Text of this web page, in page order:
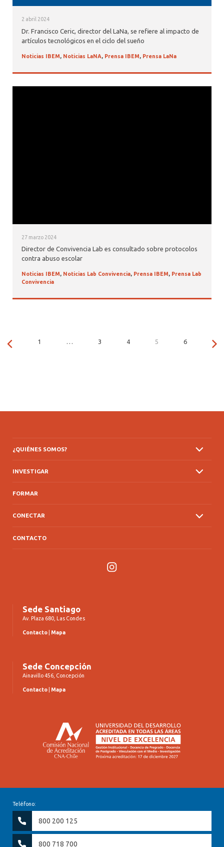
2 abril 2024
Dr. Francisco Ceric, director del LaNa, se refiere al impacto de
artículos tecnológicos en el ciclo del sueño
Noticias IBEM, Noticias LaNA, Prensa IBEM, Prensa LaNa
27 marzo 2024
Director de Convivencia Lab es consultado sobre protocolos
contra abuso escolar
Noticias IBEM, Noticias Lab Convivencia, Prensa IBEM, Prensa Lab
Convivencia
1 … 3 4 5 6
¿QUIÉNES SOMOS?
INVESTIGAR
FORMAR
CONECTAR
CONTACTO
Instagram
Sede Santiago
Av. Plaza 680, Las Condes
Contacto Mapa
Sede Concepción
Ainavillo 456, Concepción
Contacto Mapa
Teléfono:
800 200 125
800 718 700